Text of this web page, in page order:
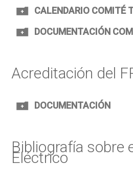
CALENDARIO COMITÉ
DOCUMENTACIÓN
Acreditación del
DOCUMENTACIÓN
Bibliografía sobre
Eléctrico